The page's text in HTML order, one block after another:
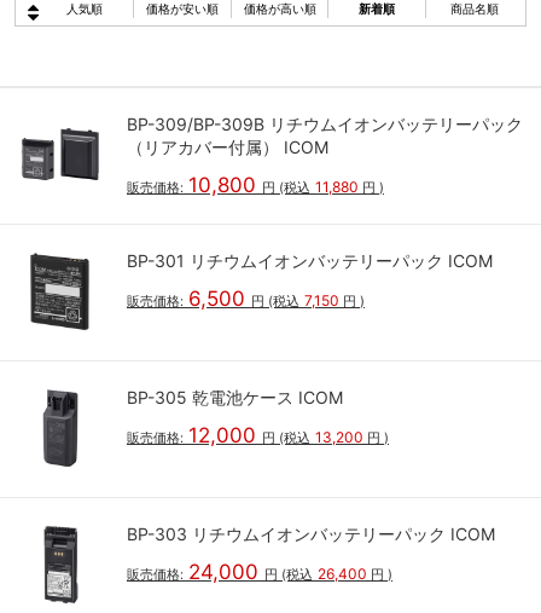
人気順 価格が安い順 価格が高い順 新着順 商品名順
BP-309/BP-309B リチウムイオンバッテリーパック
（リアカバー付属） ICOM
販売価格: 10,800 円 (税込 11,880 円 )
BP-301 リチウムイオンバッテリーパック ICOM
販売価格: 6,500 円 (税込 7,150 円 )
BP-305 乾電池ケース ICOM
販売価格: 12,000 円 (税込 13,200 円 )
BP-303 リチウムイオンバッテリーパック ICOM
販売価格: 24,000 円 (税込 26,400 円 )